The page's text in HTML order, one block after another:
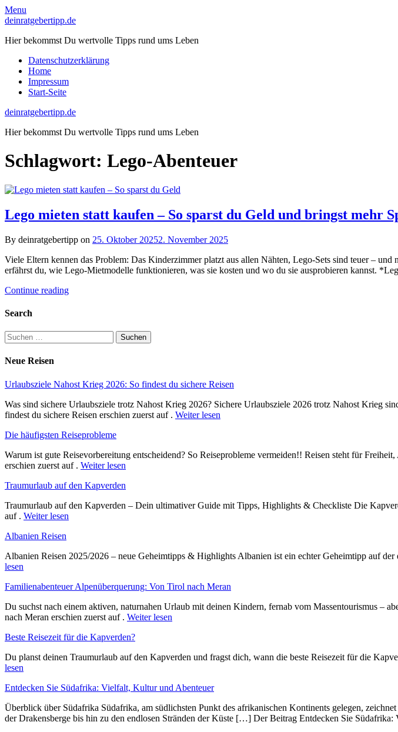
Skip
to
Menu
deinratgebertipp.de
Hier bekommst Du wertvolle Tipps rund ums Leben
Datenschutzerklärung
Home
Impressum
Start-Seite
deinratgebertipp.de
Hier bekommst Du wertvolle Tipps rund ums Leben
Schlagwort: Lego-Abenteuer
Lego mieten statt kaufen – So sparst du Geld und bringst mehr
By deinratgebertipp on 25. Oktober 20252. November 2025
Viele Eltern kennen das Problem: Das Kinderzimmer platzt aus allen Nähten, Lego-Sets sind teuer –
erfährst du, wie Lego-Mietmodelle funktionieren, was sie kosten und wo du sie ausprobieren kannst.
Continue reading
Search
Suchen
nach:
Neue Reisen
Urlaubsziele Nahost Krieg 2026: So findest du sichere Reisen
Was sind sichere Urlaubsziele trotz Nahost Krieg 2026? Sichere Urlaubsziele 2026 trotz Nahost Krieg
findest du sichere Reisen erschien zuerst auf . Weiter lesen
Die häufigsten Reiseprobleme
Warum ist gute Reisevorbereitung entscheidend? So Reiseprobleme vermeiden!! Reisen steht für
erschien zuerst auf . Weiter lesen
Traumurlaub auf den Kapverden
Traumurlaub auf den Kapverden – Dein ultimativer Guide mit Tipps, Highlights & Checkliste Die
auf . Weiter lesen
Albanien Reisen
Albanien Reisen 2025/2026 – neue Geheimtipps & Highlights Albanien ist ein echter Geheimtipp auf
lesen
Familienabenteuer Alpenüberquerung: Von Tirol nach Meran
Du suchst nach einem aktiven, naturnahen Urlaub mit deinen Kindern, fernab vom Massentourismus
nach Meran erschien zuerst auf . Weiter lesen
Beste Reisezeit für die Kapverden?
Du planst deinen Traumurlaub auf den Kapverden und fragst dich, wann die beste Reisezeit für die
lesen
Entdecken Sie Südafrika: Vielfalt, Kultur und Abenteuer
Überblick ü‬ber Südafrika Südafrika, a‬m südlichsten Punkt d‬es afrikanischen Kontinents gelegen,
d‬er Drakensberge b‬is hin z‬u d‬en endlosen Stränden d‬er Küste […] Der Beitrag Entdecken Sie